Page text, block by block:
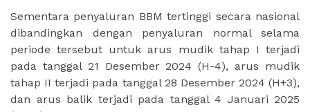
Sementara penyaluran BBM tertinggi secara nasional
dibandingkan dengan penyaluran normal selama
periode tersebut untuk arus mudik tahap I terjadi
pada tanggal 21 Desember 2024 (H-4), arus mudik
tahap II terjadi pada tanggal 28 Desember 2024 (H+3),
dan arus balik terjadi pada tanggal 4 Januari 2025